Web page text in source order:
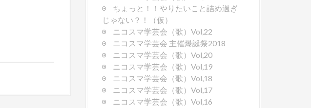
ちょっと！！やりたいこと詰め過ぎ
じゃない？！（仮）
ニコスマ学芸会（歌）Vol,22
ニコスマ学芸会 主催爆誕祭2018
ニコスマ学芸会（歌）Vol,20
ニコスマ学芸会（歌）Vol,19
ニコスマ学芸会（歌）Vol,18
ニコスマ学芸会（歌）Vol,17
ニコスマ学芸会（歌）Vol,16